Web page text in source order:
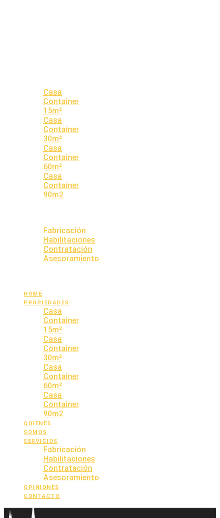
Casa
Container
15m²
Casa
Container
30m²
Casa
Container
60m²
Casa
Container
90m2
Fabricación
Habilitaciones
Contratación
Asesoramiento
HOME
PROPIEDADES
Casa
Container
15m²
Casa
Container
30m²
Casa
Container
60m²
Casa
Container
90m2
QUIENES
SOMOS
SERVICIOS
Fabricación
Habilitaciones
Contratación
Asesoramiento
OPINIONES
CONTACTO